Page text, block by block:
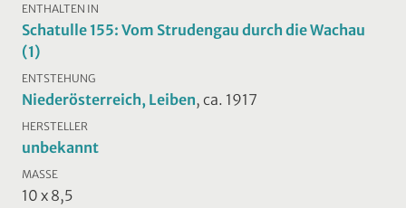
ENTHALTEN IN
Schatulle 155: Vom Strudengau durch die Wachau
(1)
ENTSTEHUNG
Niederösterreich, Leiben, ca. 1917
HERSTELLER
unbekannt
MASSE
10 x 8,5